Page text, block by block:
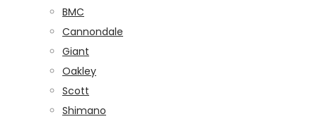
BMC
Cannondale
Giant
Oakley
Scott
Shimano